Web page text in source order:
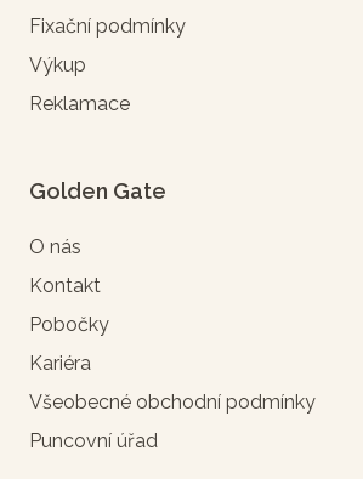
Fixační podmínky
Výkup
Reklamace
Golden Gate
O nás
Kontakt
Pobočky
Kariéra
Všeobecné obchodní podmínky
Puncovní úřad